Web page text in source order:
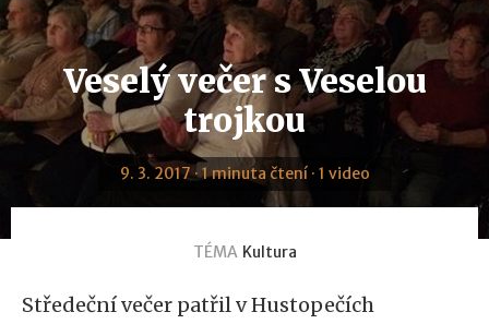
Veselý večer s Veselou
trojkou
9. 3. 2017 · 1 minuta čtení · 1 video
TÉMA Kultura
Středeční večer patřil v Hustopečích